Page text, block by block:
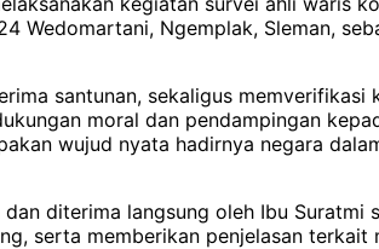
Wedomartani, Ngemplak, Sleman,
santunan, sekaligus memverifikasi
moral dan pendampingan
wujud nyata hadirnya negara
diterima langsung oleh Ibu Suratmi
serta memberikan penjelasan terkait